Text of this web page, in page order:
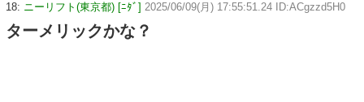
18: ニーリフト(東京都) [ﾆﾀﾞ] 2025/06/09(月) 17:55:51.24 ID:ACgzzd5H0
ターメリックかな？